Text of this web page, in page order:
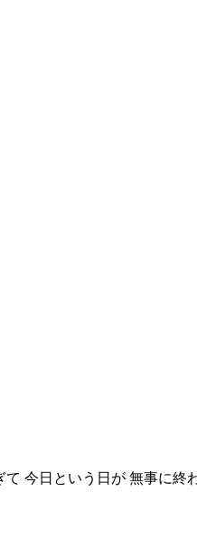
今日という日が 無事に終